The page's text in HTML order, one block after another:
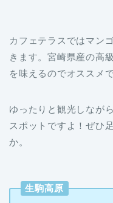
カフェテラスではマン
きます。宮崎県産の高
を味えるのでオススメで
ゆったりと観光しなが
スポットですよ！ぜひ
か。
生駒高原